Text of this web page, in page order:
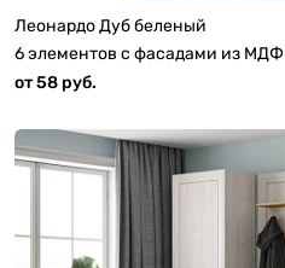
Леонардо Дуб беленый
6 элементов с фасадами из МДФ
от 58 руб.